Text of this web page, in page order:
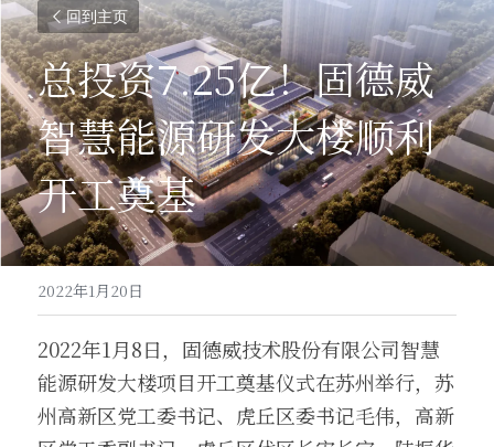
回到主页
总投资7.25亿！固德威
智慧能源研发大楼顺利
开工奠基
2022年1月20日
2022年1月8日，固德威技术股份有限公司智慧
能源研发大楼项目开工奠基仪式在苏州举行，苏
州高新区党工委书记、虎丘区委书记毛伟，高新